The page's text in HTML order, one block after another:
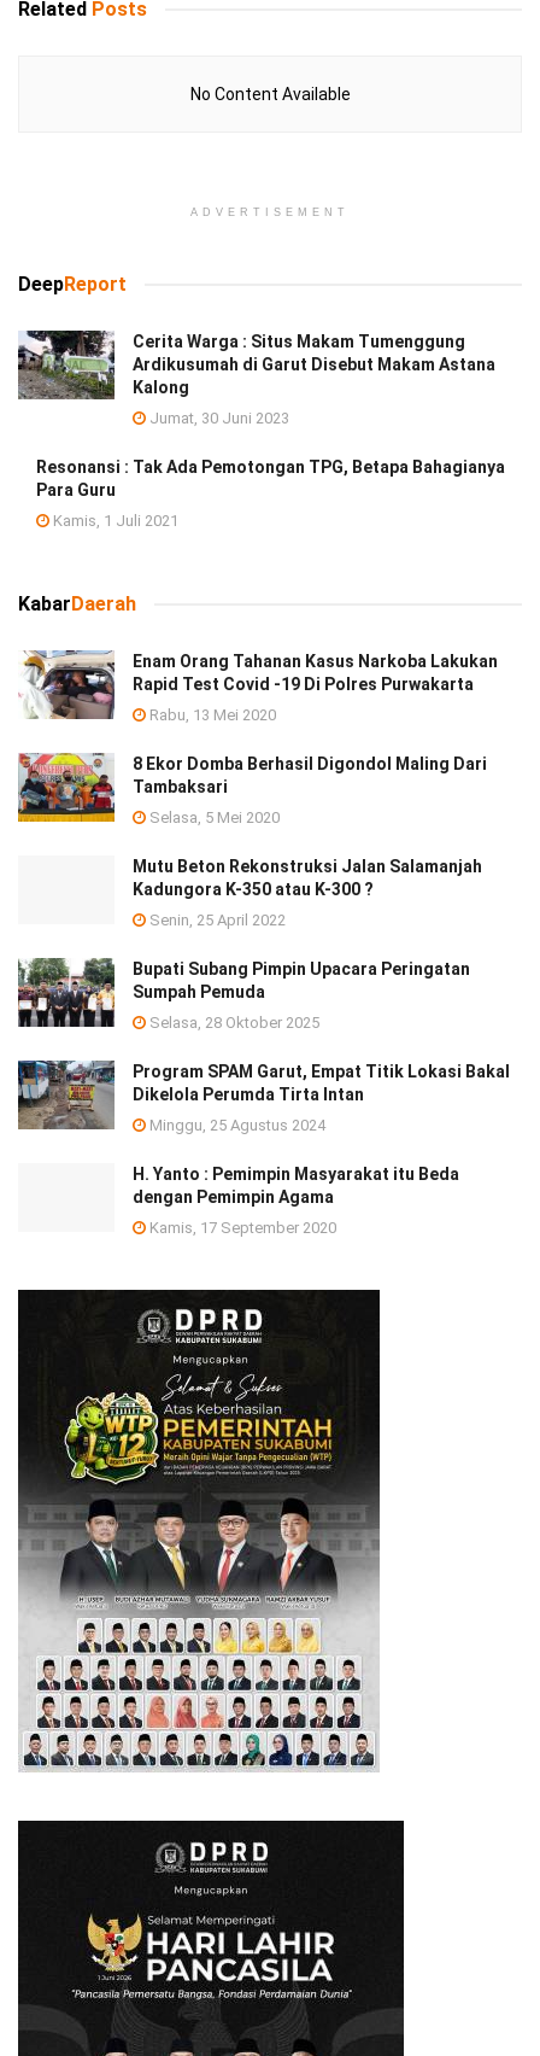
Related Posts
No Content Available
ADVERTISEMENT
DeepReport
Cerita Warga : Situs Makam Tumenggung
Ardikusumah di Garut Disebut Makam Astana
Kalong
Jumat, 30 Juni 2023
Resonansi : Tak Ada Pemotongan TPG, Betapa Bahagianya
Para Guru
Kamis, 1 Juli 2021
KabarDaerah
Enam Orang Tahanan Kasus Narkoba Lakukan
Rapid Test Covid -19 Di Polres Purwakarta
Rabu, 13 Mei 2020
8 Ekor Domba Berhasil Digondol Maling Dari
Tambaksari
Selasa, 5 Mei 2020
Mutu Beton Rekonstruksi Jalan Salamanjah
Kadungora K-350 atau K-300 ?
Senin, 25 April 2022
Bupati Subang Pimpin Upacara Peringatan
Sumpah Pemuda
Selasa, 28 Oktober 2025
Program SPAM Garut, Empat Titik Lokasi Bakal
Dikelola Perumda Tirta Intan
Minggu, 25 Agustus 2024
H. Yanto : Pemimpin Masyarakat itu Beda
dengan Pemimpin Agama
Kamis, 17 September 2020